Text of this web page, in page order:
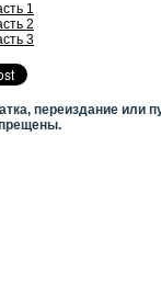
1
2
3
переиздание или